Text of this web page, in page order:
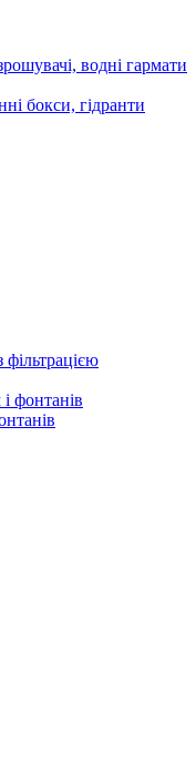
водні гармати
бокси, гідранти
фонтанів